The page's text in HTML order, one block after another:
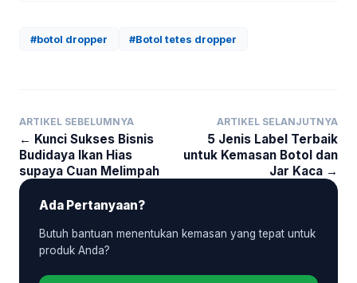
#botol dropper #Botol tetes dropper
ARTIKEL SEBELUMNYA
← Kunci Sukses Bisnis
Budidaya Ikan Hias
supaya Cuan Melimpah
ARTIKEL SELANJUTNYA
5 Jenis Label Terbaik
untuk Kemasan Botol dan
Jar Kaca →
Ada Pertanyaan?
Butuh bantuan menentukan kemasan yang tepat untuk
produk Anda?